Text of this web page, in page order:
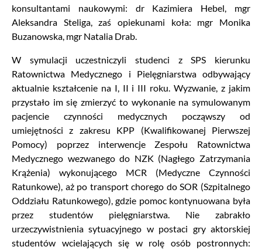
konsultantami naukowymi: dr Kazimiera Hebel, mgr
Aleksandra Steliga, zaś opiekunami koła: mgr Monika
Buzanowska, mgr Natalia Drab.
W symulacji uczestniczyli studenci z SPS kierunku
Ratownictwa Medycznego i Pielęgniarstwa odbywający
aktualnie kształcenie na I, II i III roku. Wyzwanie, z jakim
przystało im się zmierzyć to wykonanie na symulowanym
pacjencie czynności medycznych począwszy od
umiejętności z zakresu KPP (Kwalifikowanej Pierwszej
Pomocy) poprzez interwencje Zespołu Ratownictwa
Medycznego wezwanego do NZK (Nagłego Zatrzymania
Krążenia) wykonującego MCR (Medyczne Czynności
Ratunkowe), aż po transport chorego do SOR (Szpitalnego
Oddziału Ratunkowego), gdzie pomoc kontynuowana była
przez studentów pielęgniarstwa. Nie zabrakło
urzeczywistnienia sytuacyjnego w postaci gry aktorskiej
studentów wcielających się w rolę osób postronnych: